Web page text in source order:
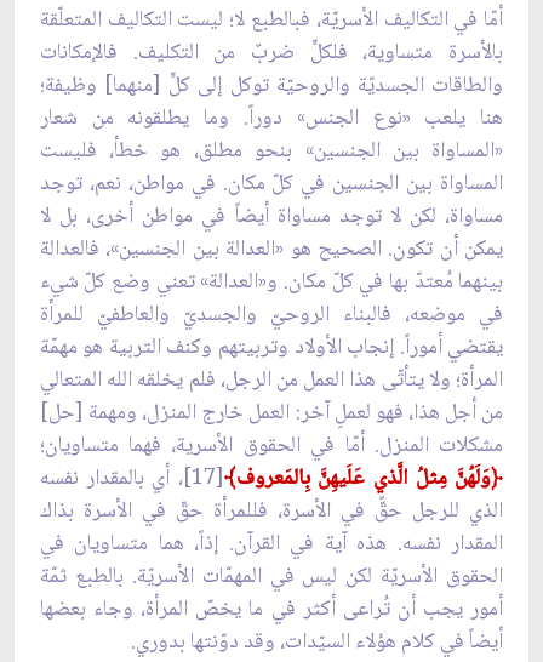
أمّا في التكاليف الأسريّة، فبالطبع لا؛ ليست التكاليف المتعلّقة
بالأسرة متساوية، فلكلٍّ ضربٌ من التكليف. فالإمكانات
والطاقات الجسديّة والروحيّة توكل إلى كلٍّ [منهما] وظيفة؛
هنا يلعب «نوع الجنس» دوراً. وما يطلقونه من شعار
«المساواة بين الجنسين» بنحو مطلق، هو خطأ، فليست
المساواة بين الجنسين في كلّ مكان. في مواطن، نعم، توجد
مساواة، لكن لا توجد مساواة أيضاً في مواطن أخرى، بل لا
يمكن أن تكون. الصحيح هو «العدالة بين الجنسين»، فالعدالة
بينهما مُعتدّ بها في كلّ مكان. و«العدالة» تعني وضع كلّ شيء
في موضعه، فالبناء الروحيّ والجسديّ والعاطفيّ للمرأة
يقتضي أموراً. إنجاب الأولاد وتربيتهم وكنف التربية هو مهمّة
المرأة؛ ولا يتأتّى هذا العمل من الرجل، فلم يخلقه الله المتعالي
من أجل هذا، فهو لعملٍ آخر: العمل خارج المنزل، ومهمة [حل]
مشكلات المنزل. أمّا في الحقوق الأسرية، فهما متساويان؛
﴿وَلَهُنَّ مِثلُ الَّذي عَلَيهِنَّ بِالمَعروف﴾
[17]، أي بالمقدار نفسه
الذي للرجل حقٌّ في الأسرة، فللمرأة حقّ في الأسرة بذاك
المقدار نفسه. هذه آية في القرآن. إذاً، هما متساويان في
الحقوق الأسريّة لكن ليس في المهمّات الأسريّة. بالطبع ثمّة
أمور يجب أن تُراعى أكثر في ما يخصّ المرأة، وجاء بعضها
أيضاً في كلام هؤلاء السيّدات، وقد دوّنتها بدوري.